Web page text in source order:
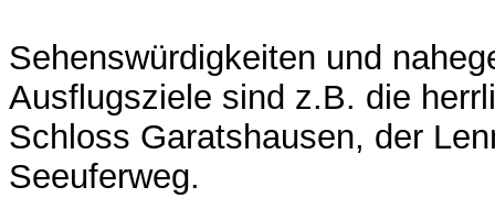
Sehenswürdigkeiten und
Ausflugsziele sind z.B. die
Schloss Garatshausen, der
Seeuferweg.